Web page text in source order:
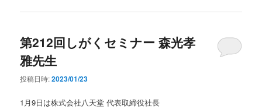
第212回しがくセミナー 森光孝
雅先生
投稿日時:2023/01/23
1月9日は株式会社八天堂 代表取締役社長